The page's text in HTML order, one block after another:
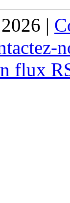
|
flux